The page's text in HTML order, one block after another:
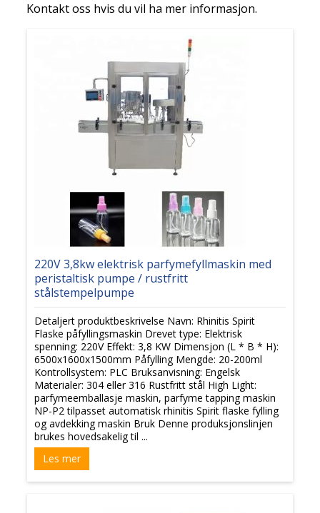
Kontakt oss hvis du vil ha mer informasjon.
220V 3,8kw elektrisk parfymefyllmaskin med
peristaltisk pumpe / rustfritt
stålstempelpumpe
Detaljert produktbeskrivelse Navn: Rhinitis Spirit
Flaske påfyllingsmaskin Drevet type: Elektrisk
spenning: 220V Effekt: 3,8 KW Dimensjon (L * B * H):
6500x1600x1500mm Påfylling Mengde: 20-200ml
Kontrollsystem: PLC Bruksanvisning: Engelsk
Materialer: 304 eller 316 Rustfritt stål High Light:
parfymeemballasje maskin, parfyme tapping maskin
NP-P2 tilpasset automatisk rhinitis Spirit flaske fylling
og avdekking maskin Bruk Denne produksjonslinjen
brukes hovedsakelig til ...
Les mer